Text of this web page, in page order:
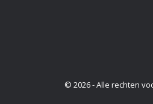
© 2026 - Alle rechten